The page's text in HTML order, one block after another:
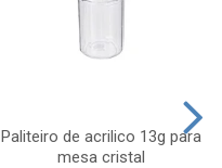
Paliteiro de acrilico 13g para
mesa cristal